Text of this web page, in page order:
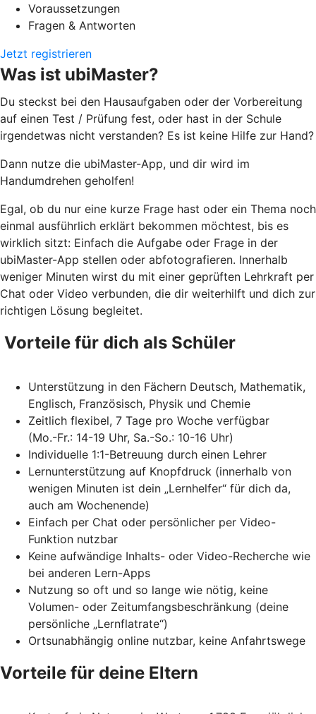
Voraussetzungen
Fragen & Antworten
Jetzt registrieren
Was ist ubiMaster?
Du steckst bei den Hausaufgaben oder der Vorbereitung
auf einen Test / Prüfung fest, oder hast in der Schule
irgendetwas nicht verstanden? Es ist keine Hilfe zur Hand?
Dann nutze die ubiMaster-App, und dir wird im
Handumdrehen geholfen!
Egal, ob du nur eine kurze Frage hast oder ein Thema noch
einmal ausführlich erklärt bekommen möchtest, bis es
wirklich sitzt: Einfach die Aufgabe oder Frage in der
ubiMaster-App stellen oder abfotografieren. Innerhalb
weniger Minuten wirst du mit einer geprüften Lehrkraft per
Chat oder Video verbunden, die dir weiterhilft und dich zur
richtigen Lösung begleitet.
Vorteile für dich als Schüler
Unterstützung in den Fächern Deutsch, Mathematik,
Englisch, Französisch, Physik und Chemie
Zeitlich flexibel, 7 Tage pro Woche verfügbar
(Mo.-Fr.: 14-19 Uhr, Sa.-So.: 10-16 Uhr)
Individuelle 1:1-Betreuung durch einen Lehrer
Lernunterstützung auf Knopfdruck (innerhalb von
wenigen Minuten ist dein „Lernhelfer“ für dich da,
auch am Wochenende)
Einfach per Chat oder persönlicher per Video-
Funktion nutzbar
Keine aufwändige Inhalts- oder Video-Recherche wie
bei anderen Lern-Apps
Nutzung so oft und so lange wie nötig, keine
Volumen- oder Zeitumfangsbeschränkung (deine
persönliche „Lernflatrate“)
Ortsunabhängig online nutzbar, keine Anfahrtswege
Vorteile für deine Eltern